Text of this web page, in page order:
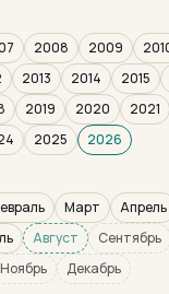
2008 2009
2013 2014 2015
2019 2020 2021
2025
2026
Март Апрель
Август
Сентябрь
Ноябрь Декабрь